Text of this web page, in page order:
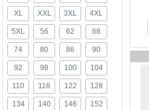
From Germany With Love
Guess
Hummel
Icepeak
Jack Wolfskin
Jako
JOMA
XL XXL 3XL 4XL
5XL 56 62 68
74 80 86 90
92 98 100 104
110 116 122 128
134 140 146 152